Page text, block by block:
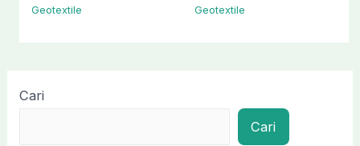
Geotextile Geotextile
Cari
Cari